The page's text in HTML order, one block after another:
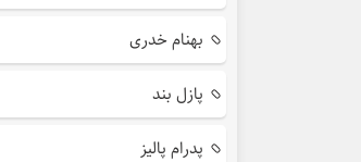
بهنام خدری
پازل بند
پدرام پالیز